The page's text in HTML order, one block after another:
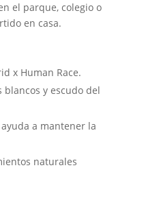
el parque, colegio o
en casa.
x Human Race.
blancos y escudo del
a mantener la
naturales